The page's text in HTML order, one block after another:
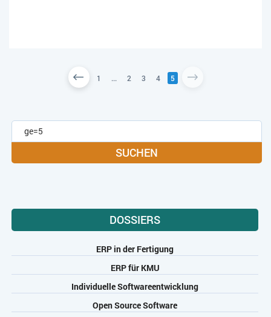
1 ... 2 3 4 5
SUCHEN
DOSSIERS
ERP in der Fertigung
ERP für KMU
Individuelle Softwareentwicklung
Open Source Software